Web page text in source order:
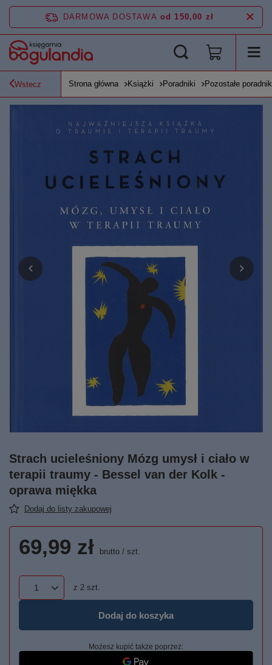
DARMOWA DOSTAWA od 150,00 zł
Wstecz Strona główna Książki Poradniki Pozostałe
Strach ucieleśniony Mózg umysł i ciało w
terapii traumy - Bessel van der Kolk -
oprawa miękka
Dodaj do listy zakupowej
69,99 zł brutto / szt.
z 2 szt.
Dodaj do koszyka
Możesz kupić także poprzez: